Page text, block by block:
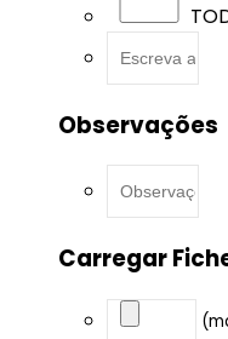
Observações
Carregar